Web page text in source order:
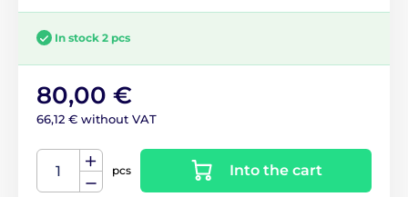
In stock 2 pcs
80,00 €
66,12 € without VAT
pcs Into the cart